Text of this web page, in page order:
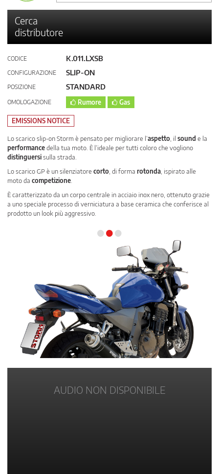
Cerca
distributore
CODICE K.011.LXSB
CONFIGURAZIONE SLIP-ON
POSIZIONE STANDARD
OMOLOGAZIONE Rumore Gas
EMISSIONS NOTICE
Lo scarico slip-on Storm è pensato per migliorare l’aspetto , il sound e la
performancedella tua moto. È l’ideale per tutti coloro che vogliono
distinguersisulla strada.
Lo scarico GP è un silenziatore corto , di forma rotonda , ispirato alle
moto da competizione
È caratterizzato da un corpo centrale in acciaio inox nero, ottenuto grazie
a uno speciale processo di verniciatura a base ceramica che conferisce al
prodotto un look più aggressivo.
•••
AUDIO NON DISPONIBILE